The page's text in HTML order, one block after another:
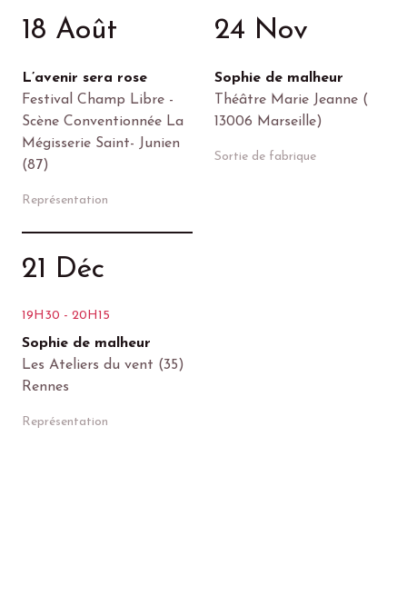
18 Août
L’avenir sera rose
Festival Champ Libre -
Scène Conventionnée La
Mégisserie Saint- Junien
(87)
Représentation
24 Nov
Sophie de malheur
Théâtre Marie Jeanne (
13006 Marseille)
Sortie de fabrique
21 Déc
19H30 - 20H15
Sophie de malheur
Les Ateliers du vent (35)
Rennes
Représentation